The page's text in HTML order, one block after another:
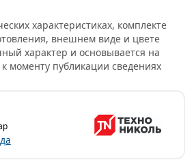
Технониколь 85286317
система металическая
и области.
характеристиках, комплекте
внешнем виде и цвете
характер и основывается на
моменту публикации сведениях